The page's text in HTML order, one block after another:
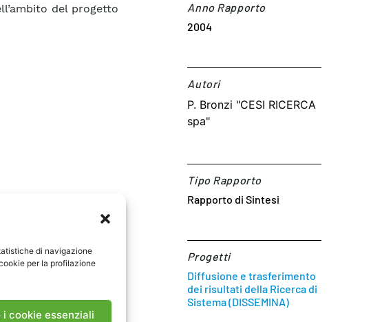
di navigazione
per la profilazione
cookie essenziali
del progetto
Anno Rapporto
2004
Autori​
P. Bronzi "CESI RICERCA
spa"
Tipo Rapporto
Rapporto di Sintesi
Progetti
Diffusione e trasferimento
dei risultati della Ricerca di
Sistema (DISSEMINA)